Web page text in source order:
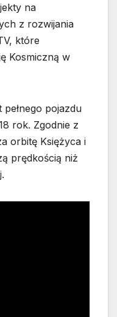
na
z rozwijania
które
Kosmiczną w
pojazdu
rok. Zgodnie z
orbitę Księżyca i
prędkością niż